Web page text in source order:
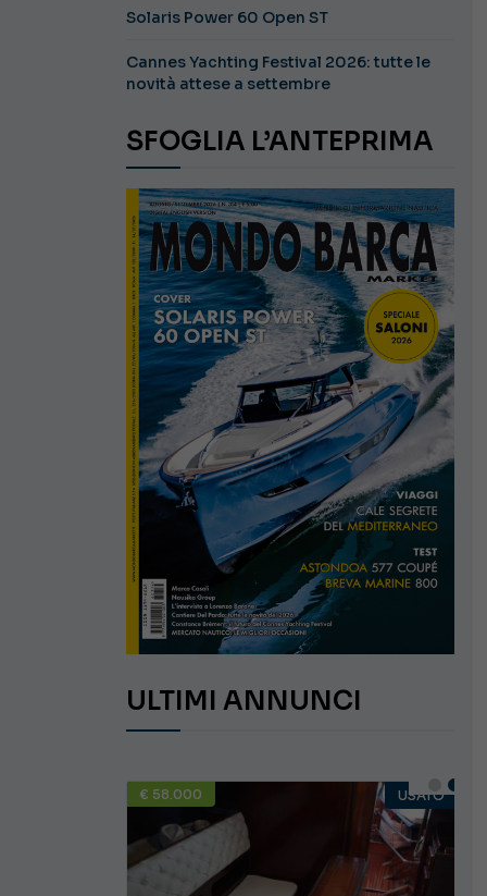
Solaris Power 60 Open ST
Cannes Yachting Festival 2026: tutte le
novità attese a settembre
SFOGLIA L’ANTEPRIMA
ULTIMI ANNUNCI
€ 58.000 USATO